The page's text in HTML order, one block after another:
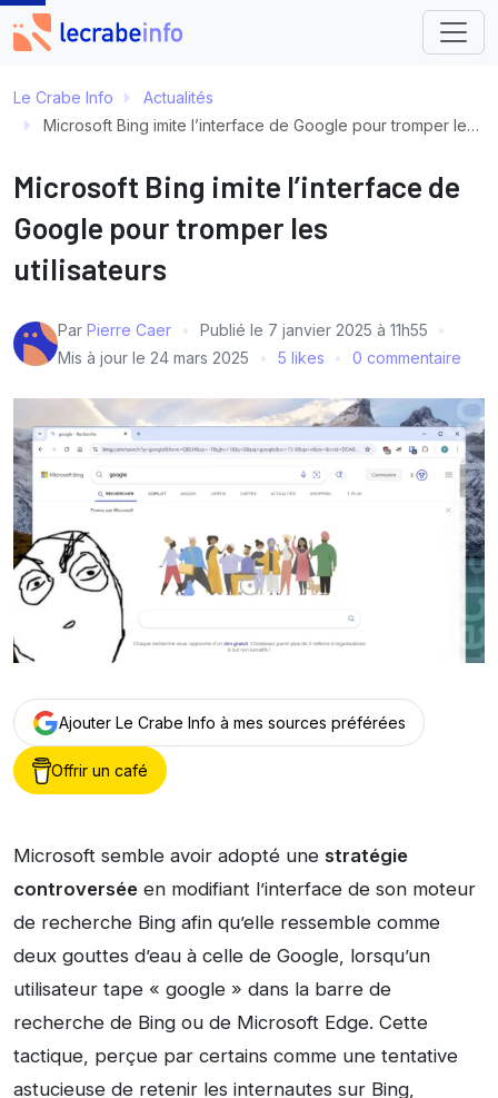
Le Crabe Info
Actualités
Microsoft Bing imite l’interface de Google pour tromper les utilisateurs
Microsoft Bing imite l’interface de
Google pour tromper les
utilisateurs
Par Pierre Caer Publié le 7 janvier 2025 à 11h55
Mis à jour le 24 mars 2025 5 likes 0 commentaire
Ajouter Le Crabe Info à mes sources préférées
Offrir un café
Microsoft semble avoir adopté une stratégie
controversée en modifiant l’interface de son moteur
de recherche Bing afin qu’elle ressemble comme
deux gouttes d’eau à celle de Google, lorsqu’un
utilisateur tape « google » dans la barre de
recherche de Bing ou de Microsoft Edge. Cette
tactique, perçue par certains comme une tentative
astucieuse de retenir les internautes sur Bing,